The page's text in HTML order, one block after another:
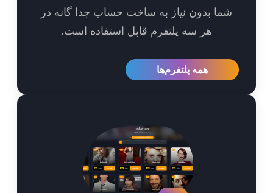
بدون نیاز به ساخت حساب جدا گانه در
هر سه پلتفرم قابل استفاده است.
همه پلتفرم‌ها